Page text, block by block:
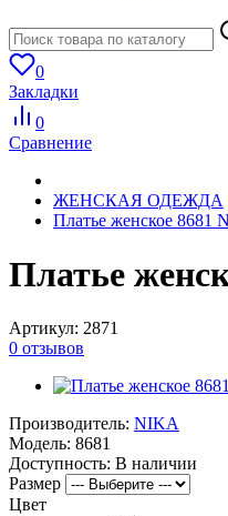
0
Закладки
0
Сравнение
ЖЕНСКАЯ ОДЕЖДА
Платье женское 8681
Платье
Артикул: 2871
0 отзывов
Производитель: NIKA
Модель: 8681
Доступность: В наличии
Размер
Цвет